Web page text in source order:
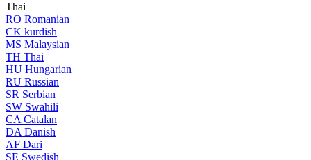
Thai
RO Romanian
CK kurdish
MS Malaysian
TH Thai
HU Hungarian
RU Russian
SR Serbian
SW Swahili
CA Catalan
DA Danish
AF Dari
SE Swedish